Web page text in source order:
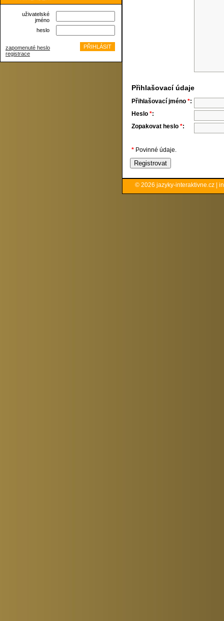
uživatelské
jméno
heslo
zapomenuté heslo
registrace
Přihlašovací údaje
Přihlašovací jméno *:
Heslo *:
Zopakovat heslo *:
* Povinné údaje.
© 2026 jazyky-interaktivne.cz